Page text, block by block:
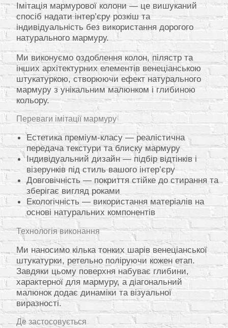
Питання-відповідь
Про нас
Контакти
Імітація мармурової колони — це вишуканий
спосіб надати інтер’єру розкіш та
індивідуальність без використання дорогого
натурального мармуру.
Ми виконуємо оздоблення колон, пілястр та
інших архітектурних елементів венеціанською
штукатуркою, створюючи ефект натурального
мармуру з унікальним малюнком і глибиною
кольору.
Переваги імітації мармуру
Естетика преміум-класу — реалістична
передача текстури та блиску мармуру
Індивідуальний дизайн — підбір відтінків і
візерунків під стиль вашого інтер’єру
Довговічність — покриття стійке до стирання та
зберігає вигляд роками
Екологічність — використання матеріалів на
основі натуральних компонентів
Технологія виконання
Ми наносимо кілька тонких шарів венеціанської
штукатурки, ретельно поліруючи кожен етап.
Завдяки цьому поверхня набуває глибини,
характерної для мармуру, а діагональний
малюнок додає динаміки та візуальної
виразності.
Де застосовується